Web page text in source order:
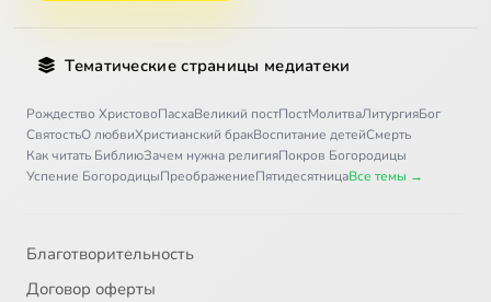
Тематические страницы медиатеки
Рождество ХристовоПасхаВеликий постПостМолитваЛитургияБог
СвятостьО любвиХристианский бракВоспитание детейСмерть
Как читать БиблиюЗачем нужна религияПокров Богородицы
Успение БогородицыПреображениеПятидесятницаВсе темы →
Благотворительность
Договор оферты